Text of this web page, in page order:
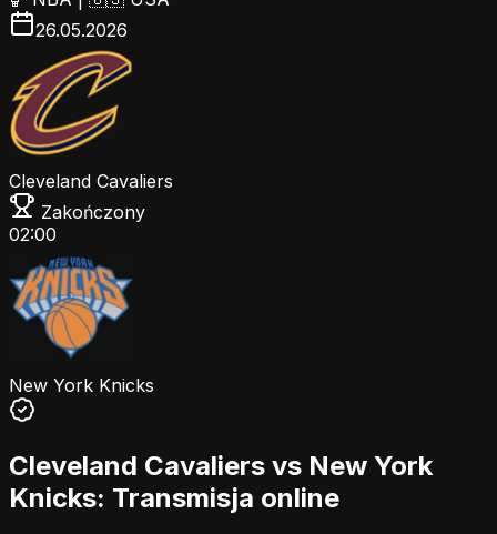
26.05.2026
Cleveland Cavaliers
Zakończony
02:00
New York Knicks
Cleveland Cavaliers vs New York
Knicks: Transmisja online